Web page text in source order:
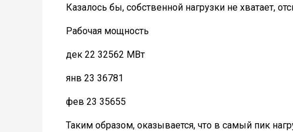
Казалось бы, собственной нагрузки не хватает,
Рабочая мощность
дек 22 32562 МВт
янв 23 36781
фев 23 35655
Таким образом, оказывается, что в самый пик